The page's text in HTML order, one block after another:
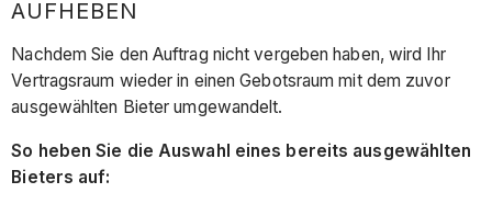
AUFHEBEN
Nachdem Sie den Auftrag nicht vergeben haben, wird Ihr
Vertragsraum wieder in einen Gebotsraum mit dem zuvor
ausgewählten Bieter umgewandelt.
So heben Sie die Auswahl eines bereits ausgewählten
Bieters auf: